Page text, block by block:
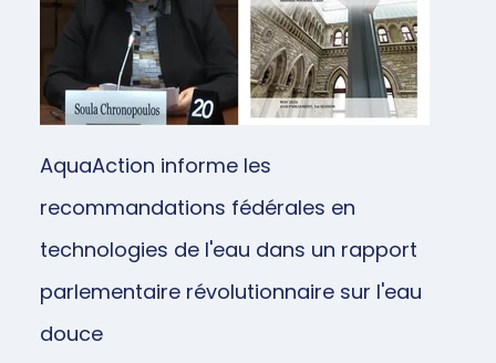
AquaAction informe les
recommandations fédérales en
technologies de l'eau dans un rapport
parlementaire révolutionnaire sur l'eau
douce